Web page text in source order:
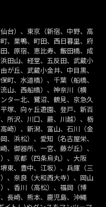
台）、東京（新宿、中野、高
、巣鴨、町田、西日暮里、府
、原宿、恵比寿、飯田橋、成
田山、経堂、五反田、武蔵小
が丘、武蔵小金井、中目黒、
町、水道橋）、千葉（船橋、
山、西船橋）、神奈川（横
ター北、鷺沼、鶴見、京急久
塚、向ヶ丘遊園、登戸、新百
所沢、川口、蕨、川越）、栃
崎）、新潟、富山、石川（金
、浜松）、愛知（名古屋栄、
、御器所、一宮、藤が丘）、
、京都（四条烏丸）、大阪
東、豊中、江坂）、兵庫（三
、奈良（大和西大寺）、岡山
、香川（高松）、福岡（博
長崎、熊本、鹿児島、沖縄